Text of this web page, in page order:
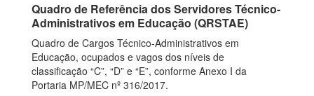
Quadro de Referência dos Servidores Técnico-
Administrativos em Educação (QRSTAE)
Quadro de Cargos Técnico-Administrativos em
Educação, ocupados e vagos dos níveis de
classificação “C”, “D” e “E”, conforme Anexo I da
Portaria MP/MEC nº 316/2017.